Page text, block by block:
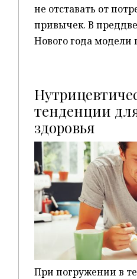
не отставать от
привычек. В
Нового года модели
тенденции
здоровья
При погружении в